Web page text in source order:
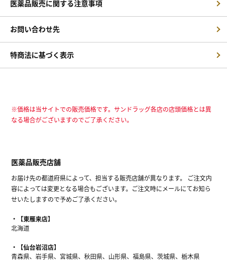
医薬品販売に関する注意事項
お問い合わせ先
特商法に基づく表示
※価格は当サイトでの販売価格です。サンドラッグ各店の店頭価格とは異
なる場合がございますのでご了承ください。
医薬品販売店舗
お届け先の都道府県によって、担当する販売店舗が異なります。 ご注文内
容によっては変更となる場合もございます。ご注文時にメールにてお知ら
せいたしますので予めご了承ください。
【東雁来店】
北海道
【仙台岩沼店】
青森県、岩手県、宮城県、秋田県、山形県、福島県、茨城県、栃木県